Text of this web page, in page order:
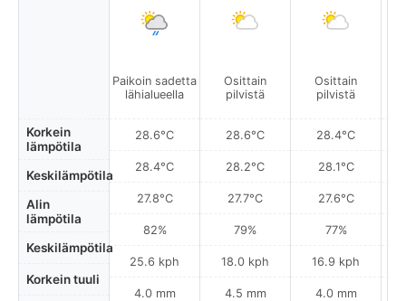
Korkein
lämpötila
Keskilämpötila
Alin
lämpötila
Keskilämpötila
Korkein tuuli
Paikoin sadetta
lähialueella
28.6°C
28.4°C
27.8°C
82%
25.6 kph
4.0 mm
Osittain
pilvistä
28.6°C
28.2°C
27.7°C
79%
18.0 kph
4.5 mm
Osittain
pilvistä
28.4°C
28.1°C
27.6°C
77%
16.9 kph
4.0 mm